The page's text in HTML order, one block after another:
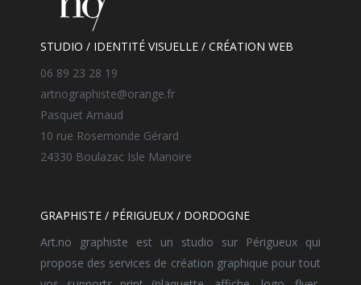
STUDIO / IDENTITÉ VISUELLE / CRÉATION WEB
06 89 23 28 19
artnographiste@orange.fr
Pasquet Arnaud
10 rue Rosemonde Gérard
24330 Boulazac Isle Manoire
GRAPHISTE / PÉRIGUEUX / DORDOGNE
Art.no graphiste est un studio sur Périgueux qui
propose des services de création graphique pour tout